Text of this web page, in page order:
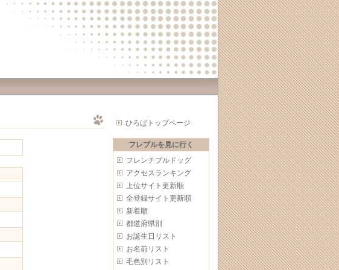
ひろばトップページ
フレブルを見に行く
フレンチブルドッグ
アクセスランキング
上位サイト更新順
全登録サイト更新順
新着順
都道府県別
お誕生日リスト
お名前リスト
毛色別リスト